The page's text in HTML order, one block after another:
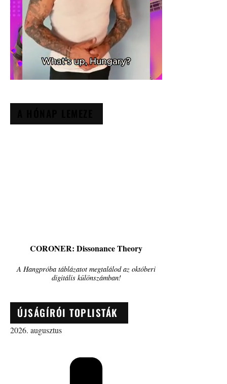
CORONER: Dissonance Theory
A Hangpróba táblázatot megtalálod az októberi
digitális különszámban!
ÚJSÁGÍRÓI TOPLISTÁK
2026. augusztus